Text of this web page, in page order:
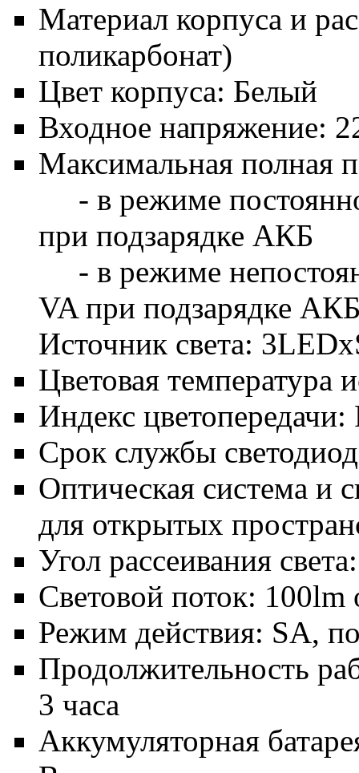
Материал корпуса и
поликарбонат)
Цвет корпуса: Белый
Входное напряжение:
Максимальная полная
- в режиме
при подзарядке АКБ
- в режиме
VA при подзарядке
Источник света:
Цветовая температура
Индекс цветопередачи:
Срок службы
Оптическая система и
для открытых
Угол рассеивания
Световой поток: 100lm
Режим действия: SA,
Продолжительность
3 часа
Аккумуляторная